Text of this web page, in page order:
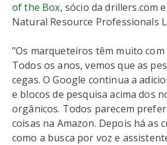
of the Box, sócio da drillers.com
Natural Resource Professionals
"Os marqueteiros têm muito
Todos os anos, vemos que as
cegas. O Google continua a
e blocos de pesquisa acima dos
orgânicos. Todos parecem
coisas na Amazon. Depois há as
como a busca por voz e